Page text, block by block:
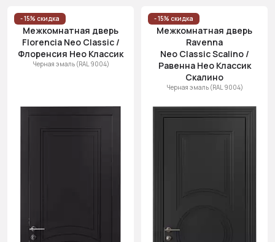
- 15% скидка
Межкомнатная дверь
Florencia Neo Classic /
Флоренсия Нео Классик
Черная эмаль (RAL 9004)
- 15% скидка
Межкомнатная дверь
Ravenna
Neo Classic Scalino /
Равенна Нео Классик
Скалино
Черная эмаль (RAL 9004)